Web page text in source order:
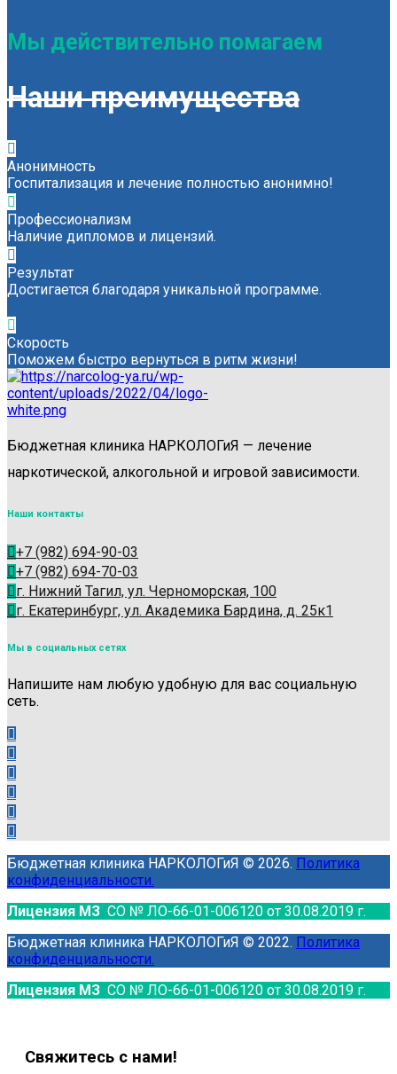
Мы действительно помагаем
Наши преимущества
Анонимность
Госпитализация и лечение полностью анонимно!
Профессионализм
Наличие дипломов и лицензий.
Результат
Достигается благодаря уникальной программе.
Скорость
Поможем быстро вернуться в ритм жизни!
Бюджетная клиника НАРКОЛОГиЯ — лечение
наркотической, алкогольной и игровой зависимости.
Наши контакты
+7 (982) 694-90-03
+7 (982) 694-70-03
г. Нижний Тагил, ул. Черноморская, 100
г. Екатеринбург, ул. Академика Бардина, д. 25к1
Мы в социальных сетях
Напишите нам любую удобную для вас социальную
сеть.
Бюджетная клиника НАРКОЛОГиЯ © 2026. Политика
конфиденциальности.
Лицензия МЗ СО № ЛО-66-01-006120 от 30.08.2019 г.
Бюджетная клиника НАРКОЛОГиЯ © 2022. Политика
конфиденциальности.
Лицензия МЗ СО № ЛО-66-01-006120 от 30.08.2019 г.
Свяжитесь с нами!